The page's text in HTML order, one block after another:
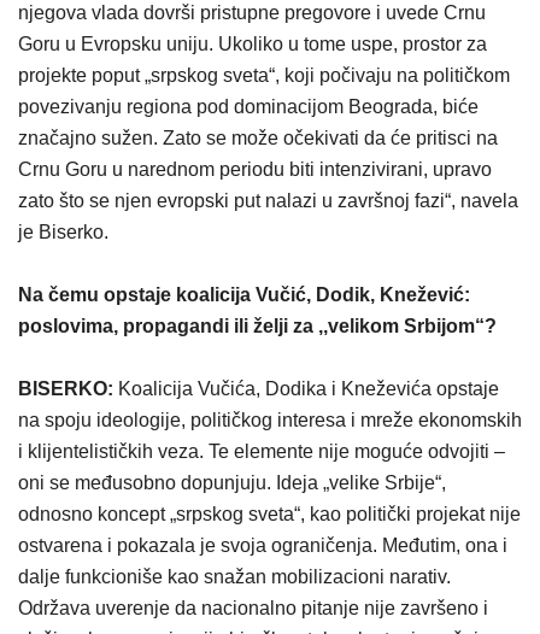
njegova vlada dovrši pristupne pregovore i uvede Crnu
Goru u Evropsku uniju. Ukoliko u tome uspe, prostor za
projekte poput „srpskog sveta“, koji počivaju na političkom
povezivanju regiona pod dominacijom Beograda, biće
značajno sužen. Zato se može očekivati da će pritisci na
Crnu Goru u narednom periodu biti intenzivirani, upravo
zato što se njen evropski put nalazi u završnoj fazi“, navela
je Biserko.
Na čemu opstaje koalicija Vučić, Dodik, Knežević:
poslovima, propagandi ili želji za ,,velikom Srbijom“?
BISERKO: Koalicija Vučića, Dodika i Kneževića opstaje
na spoju ideologije, političkog interesa i mreže ekonomskih
i klijentelističkih veza. Te elemente nije moguće odvojiti –
oni se međusobno dopunjuju. Ideja „velike Srbije“,
odnosno koncept „srpskog sveta“, kao politički projekat nije
ostvarena i pokazala je svoja ograničenja. Međutim, ona i
dalje funkcioniše kao snažan mobilizacioni narativ.
Održava uverenje da nacionalno pitanje nije završeno i